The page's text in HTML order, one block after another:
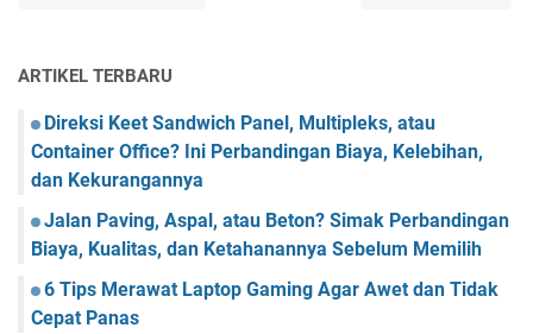
ARTIKEL TERBARU
Direksi Keet Sandwich Panel, Multipleks, atau
Container Office? Ini Perbandingan Biaya, Kelebihan,
dan Kekurangannya
Jalan Paving, Aspal, atau Beton? Simak Perbandingan
Biaya, Kualitas, dan Ketahanannya Sebelum Memilih
6 Tips Merawat Laptop Gaming Agar Awet dan Tidak
Cepat Panas